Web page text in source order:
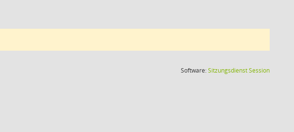
Software:SitzungsdienstSession(Wird in